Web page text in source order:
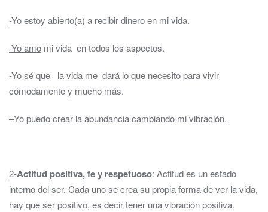
-Yo estoy abierto(a) a recibir dinero en mi vida.
-Yo amo mi vida en todos los aspectos.
-Yo séque la vida me dará lo que necesito para vivir
cómodamente y mucho más.
–Yo puedocrear la abundancia cambiando mi vibración.
2-Actitud positiva, fe y respetuoso: Actitud es un estado
interno del ser. Cada uno se crea su propia forma de ver la vida,
hay que ser positivo, es decir tener una vibración positiva.